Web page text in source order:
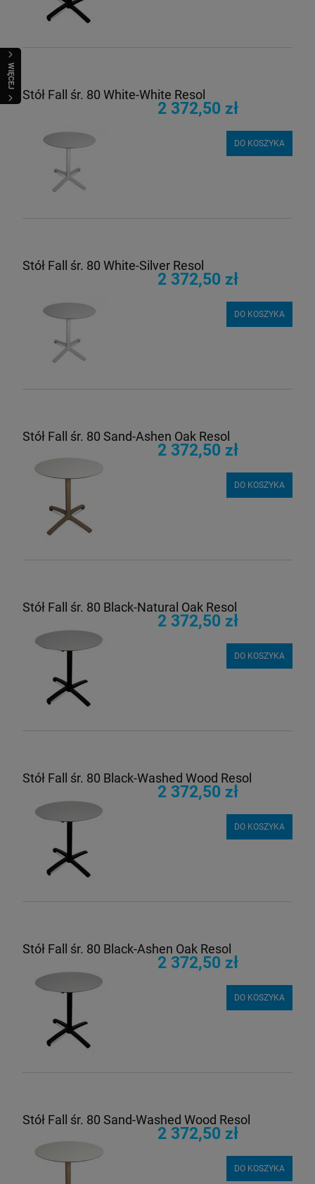
WIĘCEJ
Stół Fall śr. 80 White-White Resol
2 372,50 zł
DO KOSZYKA
Stół Fall śr. 80 White-Silver Resol
2 372,50 zł
DO KOSZYKA
Stół Fall śr. 80 Sand-Ashen Oak Resol
2 372,50 zł
DO KOSZYKA
Stół Fall śr. 80 Black-Natural Oak Resol
2 372,50 zł
DO KOSZYKA
Stół Fall śr. 80 Black-Washed Wood Resol
2 372,50 zł
DO KOSZYKA
Stół Fall śr. 80 Black-Ashen Oak Resol
2 372,50 zł
DO KOSZYKA
Stół Fall śr. 80 Sand-Washed Wood Resol
2 372,50 zł
DO KOSZYKA